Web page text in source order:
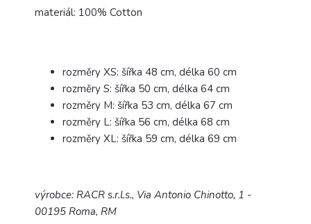
materiál: 100% Cotton
rozměry XS: šířka 48 cm, délka 60 cm
rozměry S: šířka 50 cm, délka 64 cm
rozměry M: šířka 53 cm, délka 67 cm
rozměry L: šířka 56 cm, délka 68 cm
rozměry XL: šířka 59 cm, délka 69 cm
výrobce: RACR s.r.l.s., Via Antonio Chinotto, 1 -
00195 Roma, RM